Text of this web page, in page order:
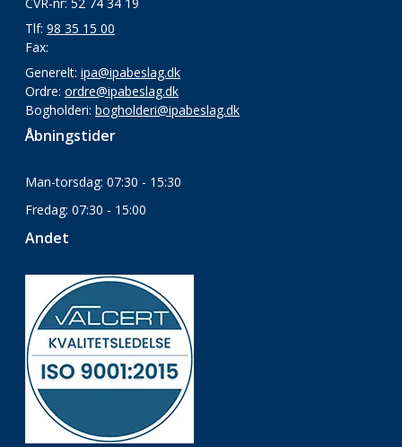
Tlf: 98 35 15 00
Fax:
Generelt: ipa@ipabeslag.dk
Ordre: ordre@ipabeslag.dk
Bogholderi: bogholderi@ipabeslag.dk
Åbningstider
Man-torsdag: 07:30 - 15:30
Fredag: 07:30 - 15:00
Andet